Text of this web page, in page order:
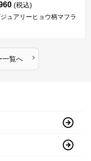
(税込)
ュアリーヒョウ柄マフラ
一覧へ ›